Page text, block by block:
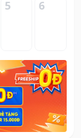
5 6